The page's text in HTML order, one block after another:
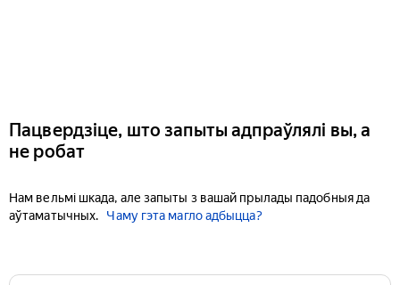
Пацвердзіце, што запыты адпраўлялі вы, а
не робат
Нам вельмі шкада, але запыты з вашай прылады падобныя да
аўтаматычных.
Чаму гэта магло адбыцца?